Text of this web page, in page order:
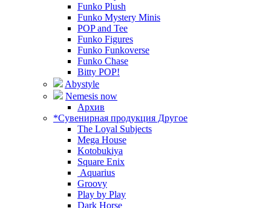
Funko Plush
Funko Mystery Minis
POP and Tee
Funko Figures
Funko Funkoverse
Funko Chase
Bitty POP!
Abystyle
Nemesis now
Архив
*Сувенирная продукция Другое
The Loyal Subjects
Mega House
Kotobukiya
Square Enix
Aquarius
Groovy
Play by Play
Dark Horse